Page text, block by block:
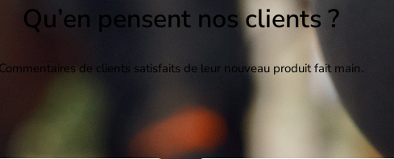
Qu’en pensent nos clients ?
de clients satisfaits de leur nouveau produit fait main.